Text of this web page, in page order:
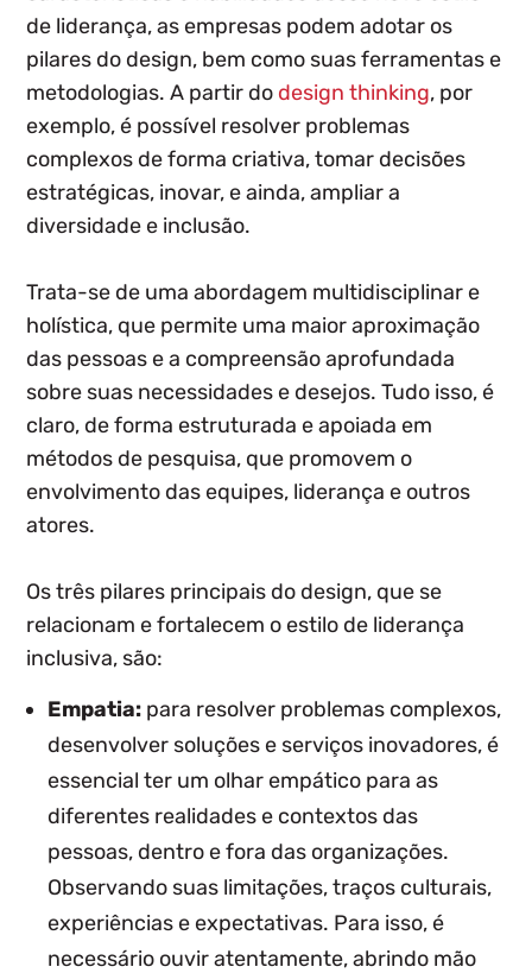
de liderança, as empresas podem adotar os
pilares do design, bem como suas ferramentas e
metodologias. A partir do design thinking, por
exemplo, é possível resolver problemas
complexos de forma criativa, tomar decisões
estratégicas, inovar, e ainda, ampliar a
diversidade e inclusão.
Trata-se de uma abordagem multidisciplinar e
holística, que permite uma maior aproximação
das pessoas e a compreensão aprofundada
sobre suas necessidades e desejos. Tudo isso, é
claro, de forma estruturada e apoiada em
métodos de pesquisa, que promovem o
envolvimento das equipes, liderança e outros
atores.
Os três pilares principais do design, que se
relacionam e fortalecem o estilo de liderança
inclusiva, são:
Empatia: para resolver problemas complexos,
desenvolver soluções e serviços inovadores, é
essencial ter um olhar empático para as
diferentes realidades e contextos das
pessoas, dentro e fora das organizações.
Observando suas limitações, traços culturais,
experiências e expectativas. Para isso, é
necessário ouvir atentamente, abrindo mão